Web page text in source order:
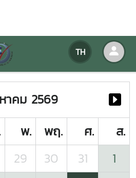
TH
องหน่วยงาน
ยงาน
าคม 2569
พ. พฤ. ศ.
ส.
29 30 31
1